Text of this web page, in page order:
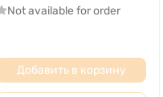
Not available for order
Добавить в корзину